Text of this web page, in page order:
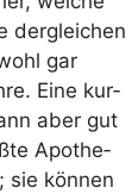
der­glei­chen
gar
Eine kur­
aber gut
Apo­the­
sie kön­nen